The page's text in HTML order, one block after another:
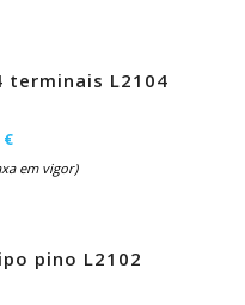
terminais L2104
€
em vigor)
pino L2102